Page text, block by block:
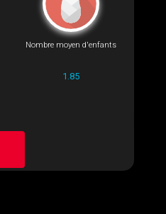
Nombre moyen d'enfants
1.85